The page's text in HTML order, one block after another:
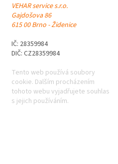
VEHAR service s.r.o.
Gajdošova 86
615 00 Brno - Židenice
IČ: 28359984
DIČ: CZ28359984
Tento web používá soubory
cookie. Dalším procházením
tohoto webu vyjadřujete souhlas
s jejich používáním.